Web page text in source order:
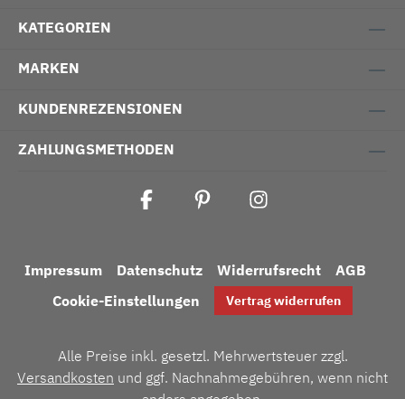
KATEGORIEN
MARKEN
KUNDENREZENSIONEN
ZAHLUNGSMETHODEN
Impressum Datenschutz Widerrufsrecht
AGB
Cookie-Einstellungen
Vertrag widerrufen
Alle Preise inkl. gesetzl. Mehrwertsteuer zzgl.
Versandkosten und ggf. Nachnahmegebühren, wenn nicht